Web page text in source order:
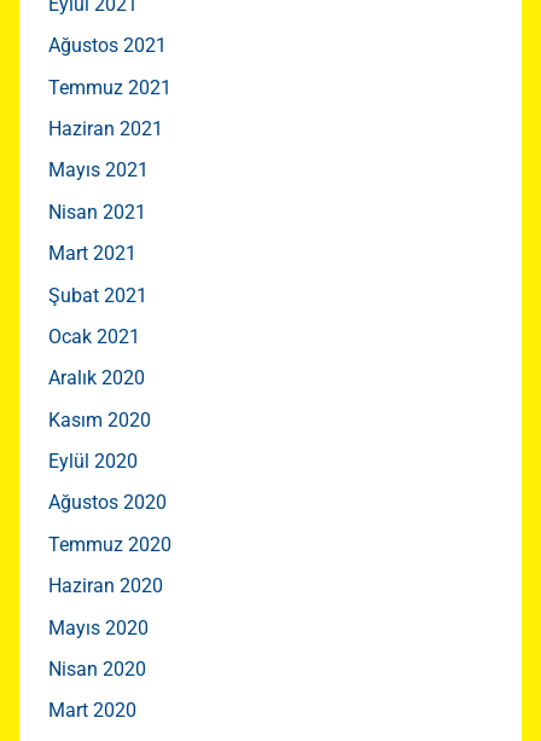
Ağustos 2021
Temmuz 2021
Haziran 2021
Mayıs 2021
Nisan 2021
Mart 2021
Şubat 2021
Ocak 2021
Aralık 2020
Kasım 2020
Eylül 2020
Ağustos 2020
Temmuz 2020
Haziran 2020
Mayıs 2020
Nisan 2020
Mart 2020